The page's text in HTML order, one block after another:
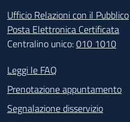
Ufficio Relazioni con il Pubblico
Posta Elettronica Certificata
Centralino unico:010 1010
Footer - Contatti
Leggi le FAQ
Prenotazione appuntamento
Segnalazione disservizio